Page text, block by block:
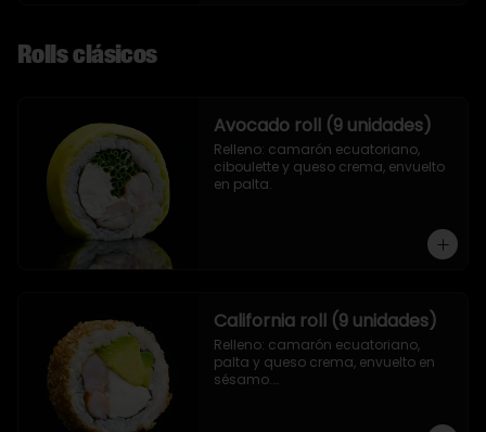
Rolls clásicos
Avocado roll (9 unidades)
Relleno: camarón ecuatoriano,
ciboulette y queso crema, envuelto
en palta.
California roll (9 unidades)
Relleno: camarón ecuatoriano,
palta y queso crema, envuelto en
sésamo.